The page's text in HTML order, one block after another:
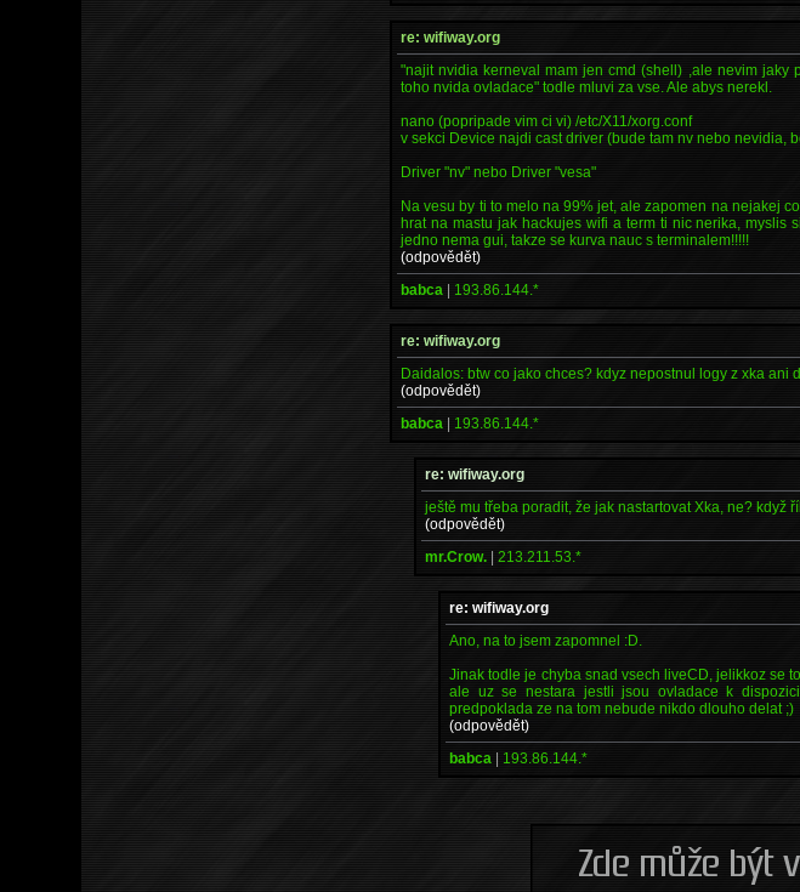
re: wifiway.org
"najit nvidia kerneval mam jen cmd (shell) ,ale nevim
toho nvida ovladace" todle mluvi za vse. Ale abys nerekl.
nano (popripade vim ci vi) /etc/X11/xorg.conf
v sekci Device najdi cast driver (bude tam nv nebo nevidia,
Driver "nv" nebo Driver "vesa"
Na vesu by ti to melo na 99% jet, ale zapomen na nejakej
hrat na mastu jak hackujes wifi a term ti nic nerika, myslis
jedno nema gui, takze se kurva nauc s terminalem!!!!!
(odpovědět)
babca | 193.86.144.*
re: wifiway.org
Daidalos: btw co jako chces? kdyz nepostnul logy z xka ani
(odpovědět)
babca | 193.86.144.*
re: wifiway.org
ještě mu třeba poradit, že jak nastartovat Xka, ne? když
(odpovědět)
mr.Crow. |213.211.53.*
re: wifiway.org
Ano, na to jsem zapomnel :D.
Jinak todle je chyba snad vsech liveCD, jelikkoz se
ale uz se nestara jestli jsou ovladace k
predpoklada ze na tom nebude nikdo dlouho delat ;)
(odpovědět)
babca | 193.86.144.*